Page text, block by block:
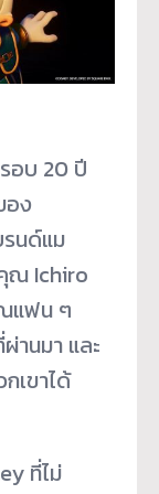
อบ 20 ปี
อง
รนด์แม
คุณ Ichiro
แฟน ๆ
านมา และ
เขาได้
ที่ไม่